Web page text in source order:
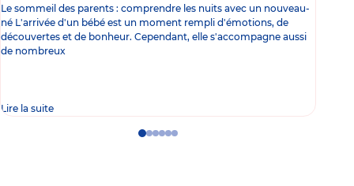
Le sommeil des parents : comprendre les nuits avec un nouveau-
né L'arrivée d'un bébé est un moment rempli d'émotions, de
découvertes et de bonheur. Cependant, elle s'accompagne aussi
de nombreux
Lire la suite
GoGoGoGo
GoGo